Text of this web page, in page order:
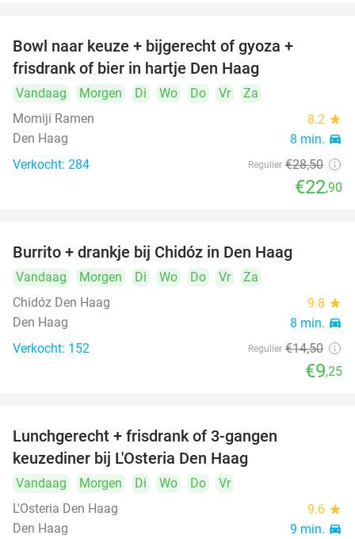
Bowl naar keuze + bijgerecht of gyoza +
frisdrank of bier in hartje Den Haag
Vandaag Morgen Di Wo Do Vr
Za
Momiji Ramen
8.2 star
Den Haag 8 min. directions_car
Verkocht: 284 Regulier €28,50
€22,90
Burrito + drankje bij Chidóz in Den Haag
Vandaag Morgen Di Wo Do Vr
Za
Chidóz Den Haag
9.8 star
Den Haag 8 min. directions_car
Verkocht: 152 Regulier €14,50
€9,25
Lunchgerecht + frisdrank of 3-gangen
keuzediner bij L'Osteria Den Haag
Vandaag Morgen Di Wo Do
Vr
L'Osteria Den Haag
9.6 star
Den Haag 9 min. directions_car